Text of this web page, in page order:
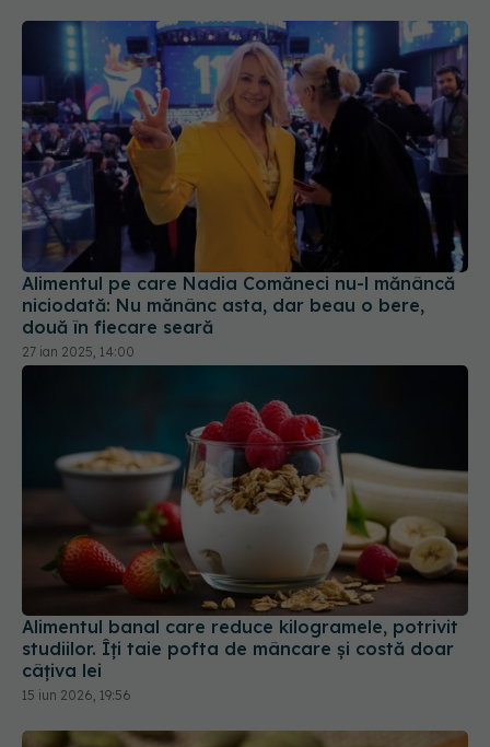
Alimentul pe care Nadia Comăneci nu-l mănâncă
niciodată: Nu mănânc asta, dar beau o bere,
două în fiecare seară
27 ian 2025, 14:00
Alimentul banal care reduce kilogramele, potrivit
studiilor. Îți taie pofta de mâncare și costă doar
câțiva lei
15 iun 2026, 19:56